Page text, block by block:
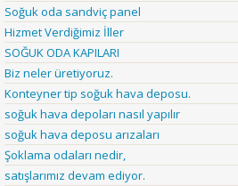
Soğuk oda sandviç panel
Hizmet Verdiğimiz İller
SOĞUK ODA KAPILARI
Biz neler üretiyoruz.
Konteyner tip soğuk hava deposu.
soğuk hava depoları nasıl yapılır
soğuk hava deposu arızaları
Şoklama odaları nedir,
satışlarımız devam ediyor.